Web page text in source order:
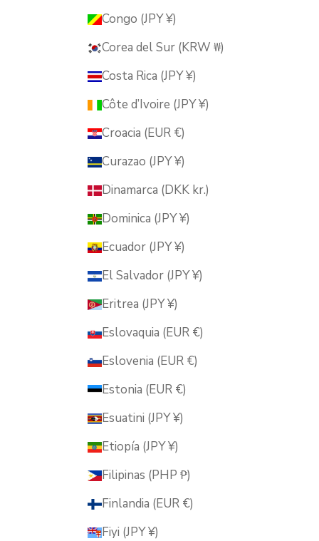
Congo (JPY ¥)
Corea del Sur (KRW ₩)
Costa Rica (JPY ¥)
Côte d’Ivoire (JPY ¥)
Croacia (EUR €)
Curazao (JPY ¥)
Dinamarca (DKK kr.)
Dominica (JPY ¥)
Ecuador (JPY ¥)
El Salvador (JPY ¥)
Eritrea (JPY ¥)
Eslovaquia (EUR €)
Eslovenia (EUR €)
Estonia (EUR €)
Esuatini (JPY ¥)
Etiopía (JPY ¥)
Filipinas (PHP ₱)
Finlandia (EUR €)
Fiyi (JPY ¥)